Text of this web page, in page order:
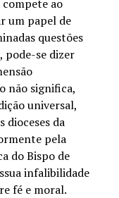
compete ao
um papel de
questões
pode-se dizer
não significa,
universal,
dioceses da
pela
do Bispo de
infalibilidade
fé e moral.